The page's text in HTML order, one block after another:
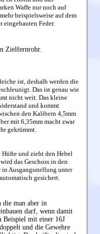
Waffe nur noch auf
beispielsweise auf dem
eingebauten Feder.
Zielfernrohr.
ist, deshalb werden die
Das ist genau wie
nicht weit. Das kleine
und kommt
den Kalibern 4,5mm
mit 6,35mm macht zwar
gekrümmt.
Hüfte und zieht den Hebel
das Geschoss in den
Ausgangsstellung unter
gesichert.
die man aber in
darf, wenn damit
Beispiel mit einer 16J
und die Gewehre